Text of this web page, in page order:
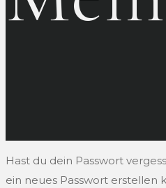
Hast du dein Passwort
ein neues Passwort erstellen